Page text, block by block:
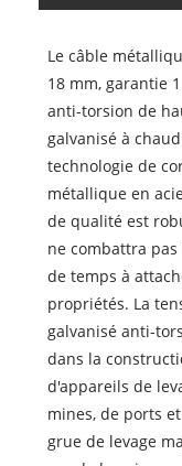
Le câble
18 mm, garantie
anti-torsion de
galvanisé à
technologie de
métallique en
de qualité est
ne combattra
de temps à
propriétés. La
galvanisé anti-
dans la
d'appareils de
mines, de ports
grue de levage